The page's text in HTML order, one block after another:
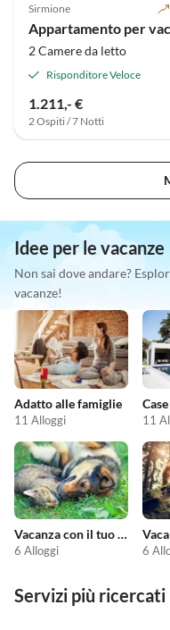
Sirmione
2 Camere da letto
Risponditore Veloce
1.211,- €
2 Ospiti / 7 Notti
Idee per le vacanze
Non sai dove andare?
vacanze!
Adatto alle famiglie
11 Alloggi 11
Vacanza con il tuo animale domestico
6 Alloggi 6
Servizi più ricercati